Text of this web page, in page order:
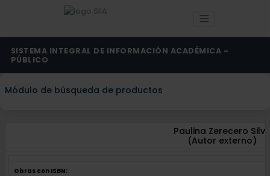
SISTEMA INTEGRAL DE INFORMACIÓN ACADÉMICA -
PÚBLICO
Módulo de búsqueda de productos
Paulina Zerecero
(Autor externo)
Obras con ISBN: